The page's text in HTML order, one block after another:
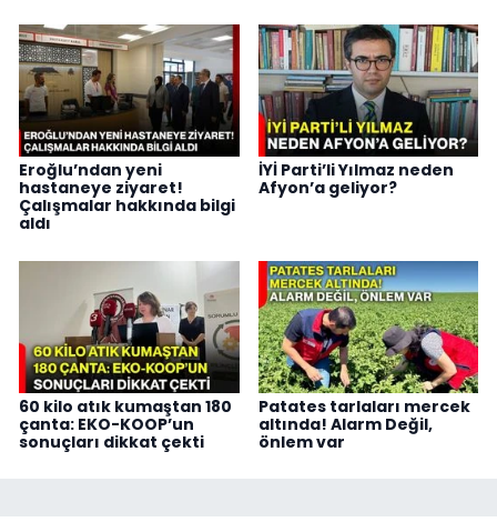
Eroğlu’ndan yeni
hastaneye ziyaret!
Çalışmalar hakkında bilgi
aldı
İYİ Parti’li Yılmaz neden
Afyon’a geliyor?
60 kilo atık kumaştan 180
çanta: EKO-KOOP’un
sonuçları dikkat çekti
Patates tarlaları mercek
altında! Alarm Değil,
önlem var